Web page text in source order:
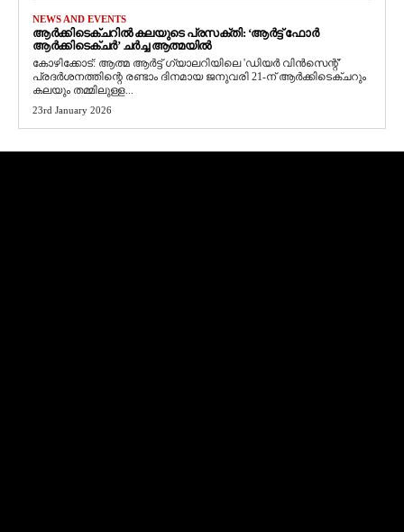
NEWS AND EVENTS
ആർക്കിടെക്ചറിൽ കലയുടെ പ്രസക്തി: ‘ആർട്ട് ഫോർ
ആർക്കിടെക്ചർ’ ചർച്ച ആത്മയിൽ
​കോഴിക്കോട്: ആത്മ ആർട്ട് ഗ്യാലറിയിലെ 'ഡിയർ വിൻസെന്റ്'
പ്രദർശനത്തിന്റെ രണ്ടാം ദിനമായ ജനുവരി 21-ന് ആർക്കിടെക്ചറും
കലയും തമ്മിലുള്ള...
23rd January 2026